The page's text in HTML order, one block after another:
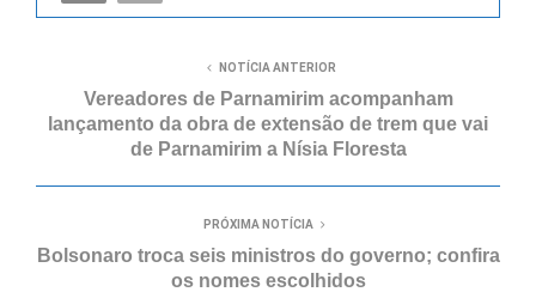
NOTÍCIA ANTERIOR
Vereadores de Parnamirim acompanham
lançamento da obra de extensão de trem que vai
de Parnamirim a Nísia Floresta
PRÓXIMA NOTÍCIA
Bolsonaro troca seis ministros do governo; confira
os nomes escolhidos